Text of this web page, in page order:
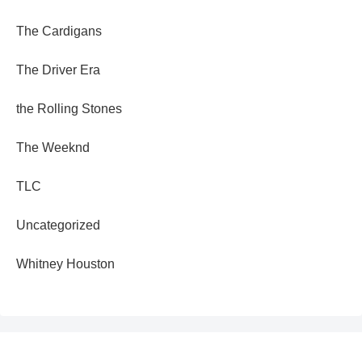
The Cardigans
The Driver Era
the Rolling Stones
The Weeknd
TLC
Uncategorized
Whitney Houston